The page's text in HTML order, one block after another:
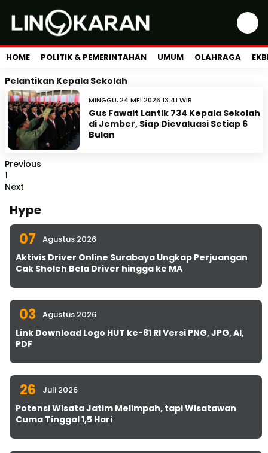
HOME POLITIK & PEMERINTAHAN UMUM OLAHRAGA
Pelantikan Kepala Sekolah
MINGGU, 24 MEI 2026 13:41 WIB
Gus Fawait Lantik 734 Kepala Sekolah
di Jember, Siap Dievaluasi Setiap 6
Bulan
Previous
1
Next
Hype
07 Agustus 2026
Aktivis Driver Online Surabaya Ungkap Perjuangan
Cak Sholeh Bela Driver hingga ke MA
03 Agustus 2026
Link Download Logo HUT ke-81 RI Versi PNG, JPG, AI,
PDF
26 Juli 2026
Potensi Wisata Jatim Melimpah, tapi Wisatawan
Cuma Tinggal 1,5 Hari